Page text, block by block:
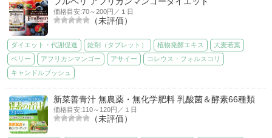
価格目安:70～200円／１日
（未評価）
ダイエット・代謝促進 錠剤（タブレット） 植物発酵エキス
大麦若葉
ベリー
アフリカンマンゴー アサイー
コレウス・フォルスコリ
キャンドルブッシュ
新菜善青汁 無農薬・無化学肥料 乳酸菌＆酵素66種類
価格目安:110～120円／１日
（未評価）